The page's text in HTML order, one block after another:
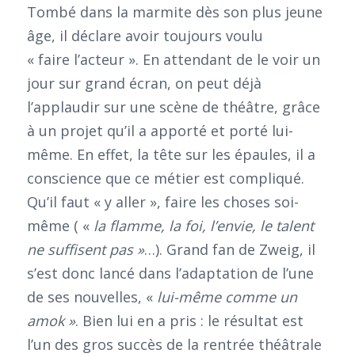
Tombé dans la marmite dès son plus jeune
âge, il déclare avoir toujours voulu
« faire l’acteur ». En attendant de le voir un
jour sur grand écran, on peut déjà
l’applaudir sur une scène de théâtre, grâce
à un projet qu’il a apporté et porté lui-
même. En effet, la tête sur les épaules, il a
conscience que ce métier est compliqué.
Qu’il faut « y aller », faire les choses soi-
même ( « la flamme, la foi, l’envie, le talent
ne suffisent pas »…). Grand fan de Zweig, il
s’est donc lancé dans l’adaptation de l’une
de ses nouvelles, « lui-même comme un
amok ». Bien lui en a pris : le résultat est
l’un des gros succès de la rentrée théâtrale